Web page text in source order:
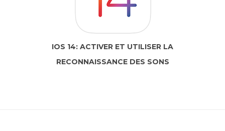
IOS 14: ACTIVER ET UTILISER LA
RECONNAISSANCE DES SONS